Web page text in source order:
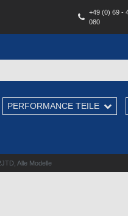
+49 (0) 69 -
080
PERFORMANCE TEILE
Alle Modelle